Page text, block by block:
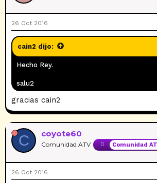
26 Oct 2016
cain2 dijo:
Hecho Rey.
salu2
gracias cain2
C coyote60
Comunidad ATV Comunidad
26 Oct 2016